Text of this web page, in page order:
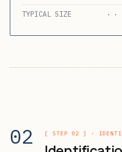
TYPICAL SIZE · ·
02 [ STEP 02 ] ·